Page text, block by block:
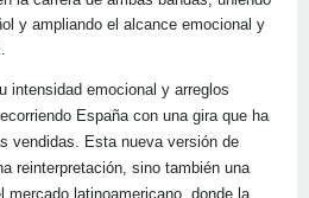
y ampliando el alcance emocional y
intensidad emocional y arreglos
España con una gira que ha
vendidas. Esta nueva versión de
reinterpretación, sino también una
mercado latinoamericano, donde la